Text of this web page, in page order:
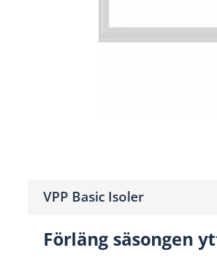
VPP Basic Isoler
Förläng säsongen